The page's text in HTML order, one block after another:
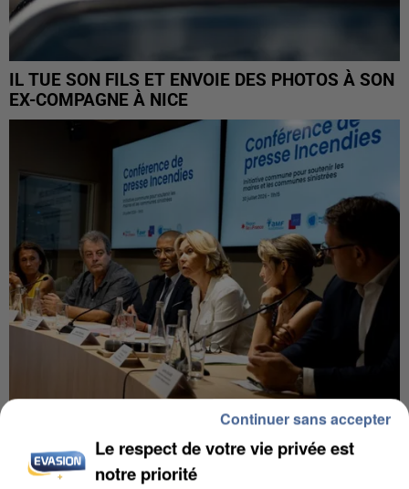
IL TUE SON FILS ET ENVOIE DES PHOTOS À SON
EX-COMPAGNE À NICE
INCENDIES : L’ÎLE-DE-FRANCE LANCE UN ÉLAN
DE SOLIDARITÉ AVEC LES...
Le respect de votre vie privée est
notre priorité
Continuer sans accepter